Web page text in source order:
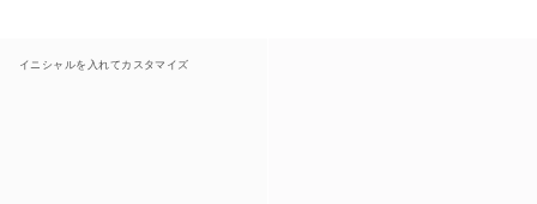
イニシャルを入れてカスタマイズ